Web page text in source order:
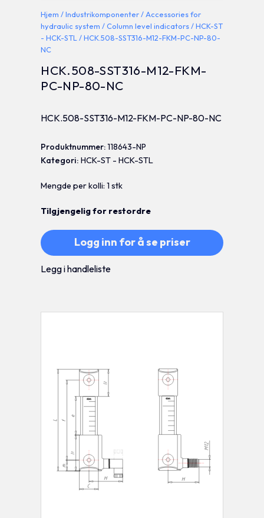
Hjem /Industrikomponenter/ Accessories for
hydraulic system /Column level indicators/HCK-ST
- HCK-STL / HCK.508-SST316-M12-FKM-PC-NP-80-
NC
HCK.508-SST316-M12-FKM-
PC-NP-80-NC
HCK.508-SST316-M12-FKM-PC-NP-80-NC
Produktnummer:118643-NP
Kategori:HCK-ST - HCK-STL
Mengde per kolli: 1 stk
Tilgjengelig for restordre
Logg inn for å se priser
Legg i handleliste